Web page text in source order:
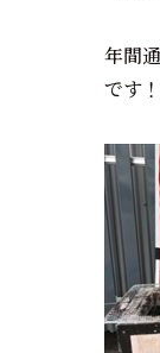
年間
です！